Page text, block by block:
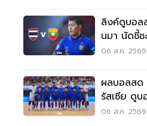
ลิงค์ดูบอล
นมา นัดชี้
ASEAN
06 ส.ค.
ผลบอลสด
รัสเซีย ดูบ
20.30 น.
06 ส.ค. 2569